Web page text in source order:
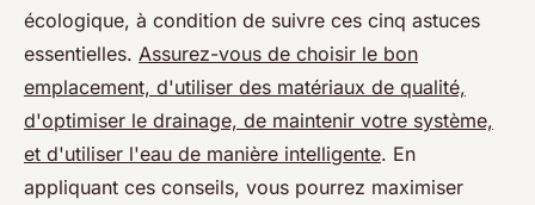
écologique, à condition de suivre ces cinq astuces
essentielles. Assurez-vous de choisir le bon
emplacement, d'utiliser des matériaux de qualité,
d'optimiser le drainage, de maintenir votre système,
et d'utiliser l'eau de manière intelligente. En
appliquant ces conseils, vous pourrez maximiser